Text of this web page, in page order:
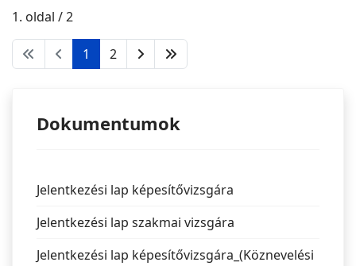
1. oldal / 2
1 2
Dokumentumok
Jelentkezési lap képesítővizsgára
Jelentkezési lap szakmai vizsgára
Jelentkezési lap képesítővizsgára_(Köznevelési